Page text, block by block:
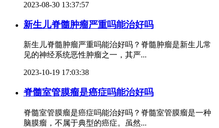
2023-08-30 13:37:57
新生儿脊髓肿瘤严重吗能治好吗
新生儿脊髓肿瘤严重吗能治好吗？脊髓肿瘤是新生儿常
见的神经系统恶性肿瘤之一，其严...
2023-10-19 17:03:38
脊髓室管膜瘤是癌症吗能治好吗
脊髓室管膜瘤是癌症吗能治好吗？脊髓室管膜瘤是一种
脑膜瘤，不属于典型的癌症。虽然...